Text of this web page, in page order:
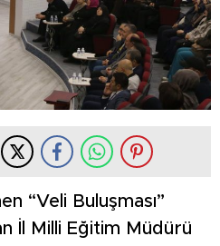
“Veli Buluşması”
İl Milli Eğitim Müdürü